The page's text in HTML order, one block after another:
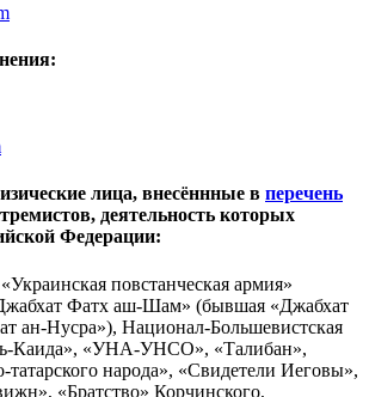
лица, внесённные в перечень
деятельность которых
Федерации:
повстанческая армия»
Фатх аш-Шам» (бывшая «Джабхат
ан-Нусра»), Национал-Большевистская
Каида», «УНА-УНСО», «Талибан»,
народа», «Свидетели Иеговы»,
«Братство» Корчинского,